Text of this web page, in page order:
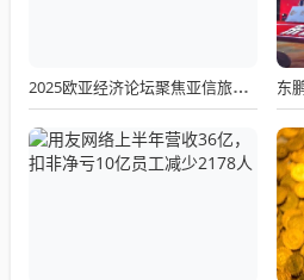
2025欧亚经济论坛聚焦亚信旅游合作